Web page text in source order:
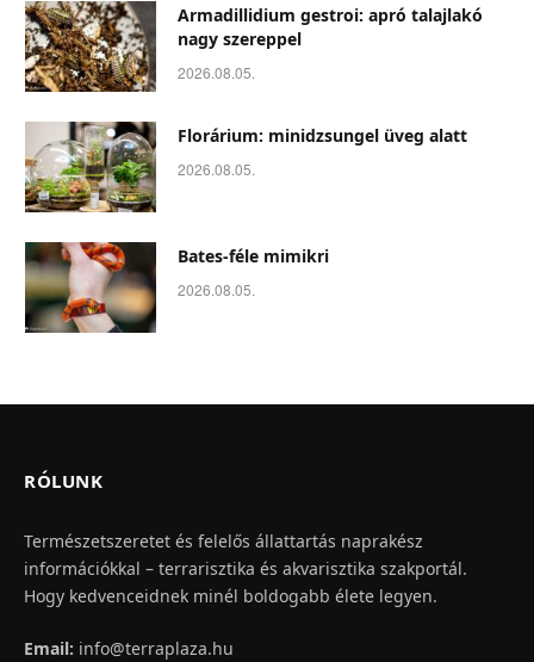
Armadillidium gestroi: apró talajlakó
nagy szereppel
2026.08.05.
Florárium: minidzsungel üveg alatt
2026.08.05.
Bates-féle mimikri
2026.08.05.
RÓLUNK
Természetszeretet és felelős állattartás naprakész
információkkal – terrarisztika és akvarisztika szakportál.
Hogy kedvenceidnek minél boldogabb élete legyen.
Email: info@terraplaza.hu